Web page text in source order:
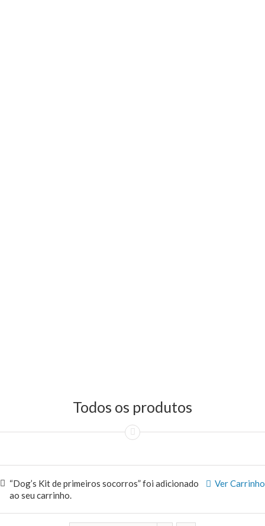
Todos os produtos
Ver Carrinho
“Dog’s Kit de primeiros socorros” foi adicionado
ao seu carrinho.